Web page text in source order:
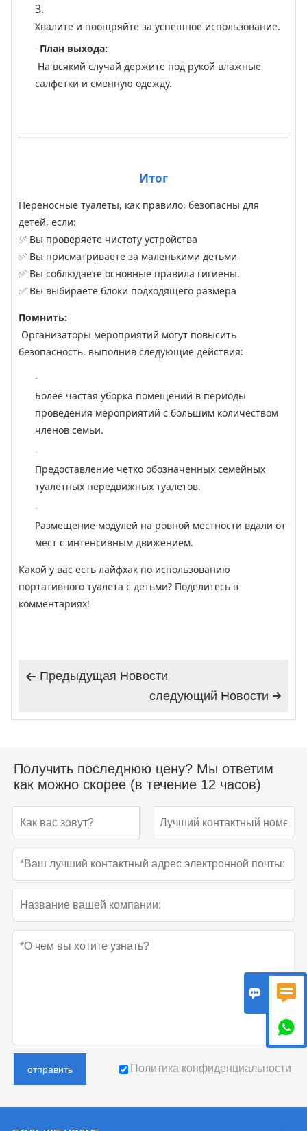
3.
Хвалите и поощряйте за успешное использование.
· План выхода:
На всякий случай держите под рукой влажные
салфетки и сменную одежду.
Итог
Переносные туалеты, как правило, безопасны для
детей, если:
✅ Вы проверяете чистоту устройства
✅ Вы присматриваете за маленькими детьми
✅ Вы соблюдаете основные правила гигиены.
✅ Вы выбираете блоки подходящего размера
Помнить:
Организаторы мероприятий могут повысить
безопасность, выполнив следующие действия:
·
Более частая уборка помещений в периоды
проведения мероприятий с большим количеством
членов семьи.
·
Предоставление четко обозначенных семейных
туалетных передвижных туалетов.
·
Размещение модулей на ровной местности вдали от
мест с интенсивным движением.
Какой у вас есть лайфхак по использованию
портативного туалета с детьми? Поделитесь в
комментариях!
 Предыдущая Hовости

следующий Hовости
Получить последнюю цену? Мы ответим
как можно скорее (в течение 12 часов)
отправить Политика конфиденциальности
 
